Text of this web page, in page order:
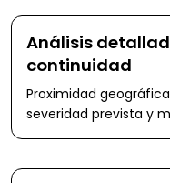
Análisis
continuidad
Proximidad
severidad prevista y